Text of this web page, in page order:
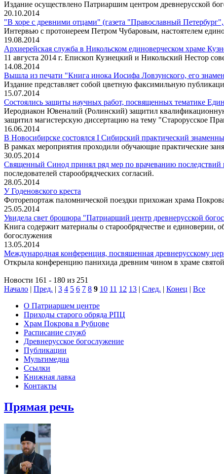
Издание осуществлено Патриаршим центром древнерусской
20.10.2014
"В хоре с древними отцами" (газета "Православный Петербург",
Интервью с протоиереем Петром Чубаровым, настоятелем
19.08.2014
Архиерейская служба в Никольском единоверческом храме
11 августа 2014 г. Епископ Кузнецкий и Никольский Нестор
14.08.2014
Вышла из печати "Книга инока Иосифа Ловзунского, его
Издание представляет собой цветную факсимильную
15.07.2014
Состоялись защиты научных работ, посвященных тематике
Иеродиакон Ювеналий (Ролинский) защитил
защитил магистерскую диссертацию на тему "Старорусское
16.06.2014
В Новосибирске состоялся I Сибирский практический
В рамках мероприятия проходили обучающие практические
30.05.2014
Священный Синод принял ряд мер по врачеванию последствий
последователей старообрядческих согласий.
28.05.2014
У Годеновского креста
Фоторепортаж паломнической поездки прихожан храма
25.05.2014
Увидела свет брошюра "Патриарший центр древнерусской
Книга содержит материалы о старообрядчестве и единоверии,
богослужения
13.05.2014
Международная конференция, посвященная древнерусскому
Открыла конференцию панихида древним чином в храме
Новости 161 - 180 из 251
Начало | Пред. | 3 4 5 6 7 8 9 10 11 12 13 | След. | Конец | Все
О Патриаршем центре
Приходы старого обряда РПЦ
Храм Покрова в Рубцове
Расписание служб
Древнерусское богослужение
Публикации
Мультимедиа
Ссылки
Книжная лавка
Контакты
Прямая речь